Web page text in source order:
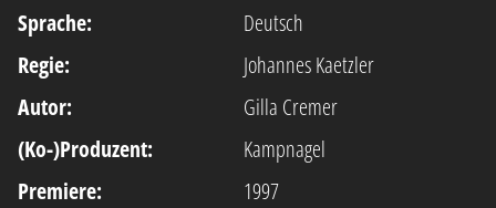
Sprache:
Deutsch
Regie:
Johannes Kaetzler
Autor:
Gilla Cremer
(Ko-)Produzent:
Kampnagel
Premiere:
1997